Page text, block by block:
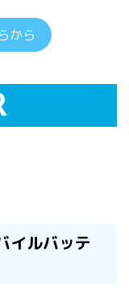
から
イルバッテ